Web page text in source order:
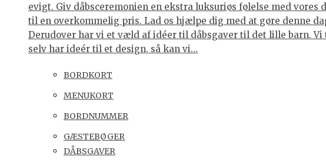
evigt. Giv dåbsceremonien en ekstra luksuriøs følelse med
til en overkommelig pris. Lad os hjælpe dig med at gøre denne
Derudover har vi et væld af idéer til dåbsgaver til det lille barn.
selv har ideér til et design, så kan vi…
BORDKORT
MENUKORT
BORDNUMMER
GÆSTEBØGER
DÅBSGAVER